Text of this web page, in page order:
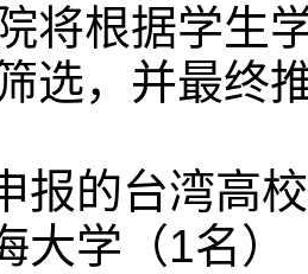
将根据学生
选，并最终
报的台湾高
大学（1名）